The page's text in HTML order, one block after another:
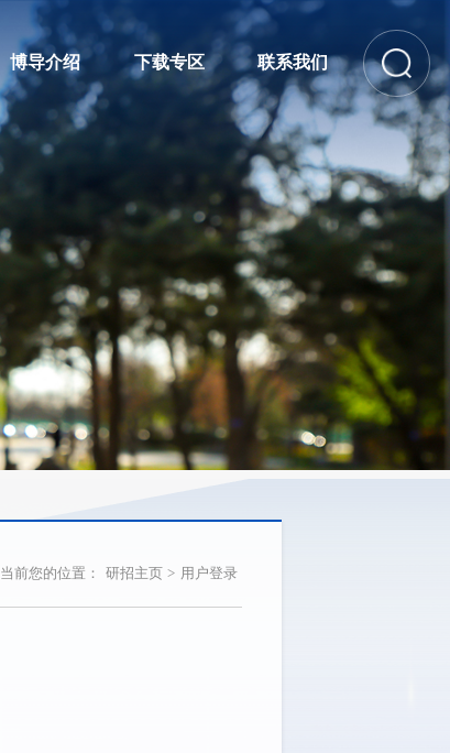
博导介绍 下载专区 联系我们
当前您的位置： 研招主页 > 用户登录